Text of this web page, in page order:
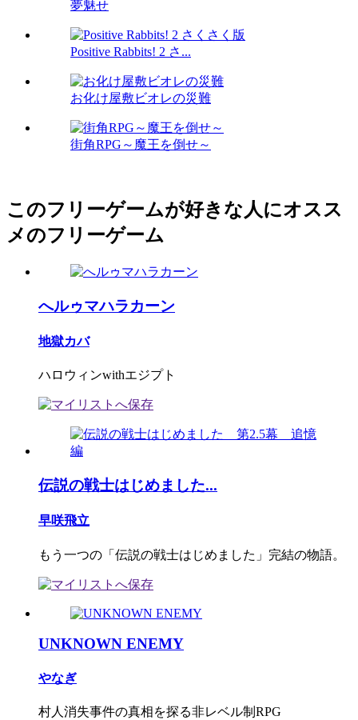
夢魅せ
Positive Rabbits! 2 さ...
お化け屋敷ビオレの災難
街角RPG～魔王を倒せ～
このフリーゲームが好きな人にオスス
メのフリーゲーム
へルゥマハラカーン
地獄カバ
ハロウィンwithエジプト
伝説の戦士はじめました...
早咲飛立
もう一つの「伝説の戦士はじめました」完結の物語。
UNKNOWN ENEMY
やなぎ
村人消失事件の真相を探る非レベル制RPG